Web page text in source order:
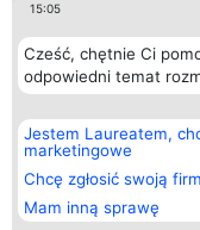
15:05
Cześć, chętnie Ci
odpowiedni temat
Jestem Laureatem,
marketingowe
Chcę zgłosić swoją
Mam inną sprawę
Organizator plebiscytu
Bright Side Solutions sp. z o.
o. sp. k.
ul. Ruska 22
Wrocław 50-079
KRS 0000749100 | Regon
381313360 | NIP 8943132676